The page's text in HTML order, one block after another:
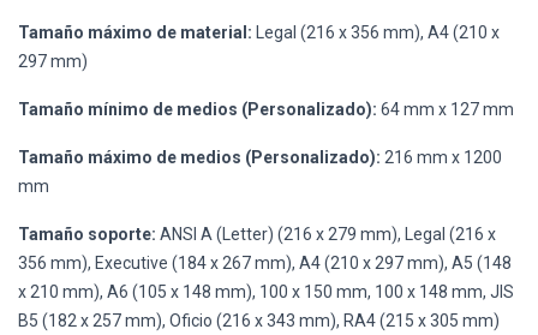
Tamaño máximo de material: Legal (216 x 356 mm), A4 (210 x
297 mm)
Tamaño mínimo de medios (Personalizado): 64 mm x 127 mm
Tamaño máximo de medios (Personalizado): 216 mm x 1200
mm
Tamaño soporte: ANSI A (Letter) (216 x 279 mm), Legal (216 x
356 mm), Executive (184 x 267 mm), A4 (210 x 297 mm), A5 (148
x 210 mm), A6 (105 x 148 mm), 100 x 150 mm, 100 x 148 mm, JIS
B5 (182 x 257 mm), Oficio (216 x 343 mm), RA4 (215 x 305 mm)